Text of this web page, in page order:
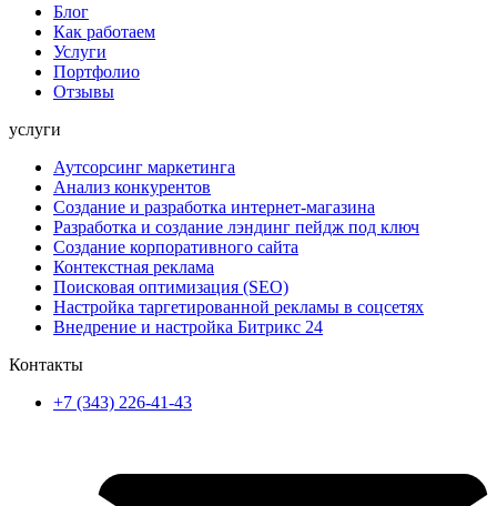
Блог
Как работаем
Услуги
Портфолио
Отзывы
услуги
Аутсорсинг маркетинга
Анализ конкурентов
Создание и разработка интернет-магазина
Разработка и создание лэндинг пейдж под ключ
Создание корпоративного сайта
Контекстная реклама
Поисковая оптимизация (SEO)
Настройка таргетированной рекламы в соцсетях
Внедрение и настройка Битрикс 24
Контакты
+7 (343) 226-41-43